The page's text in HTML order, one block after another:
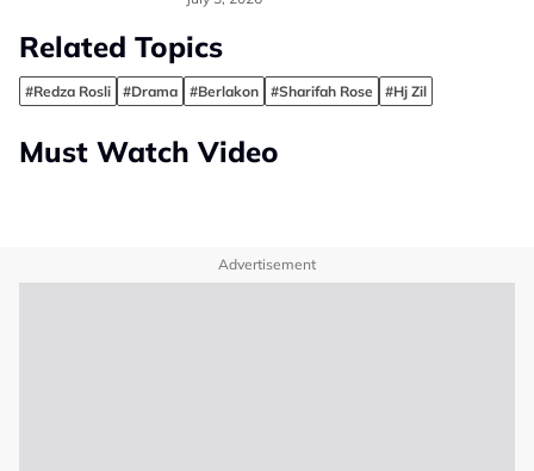
Related Topics
#Redza Rosli #Drama #Berlakon #Sharifah Rose #Hj Zil
Must Watch Video
Advertisement